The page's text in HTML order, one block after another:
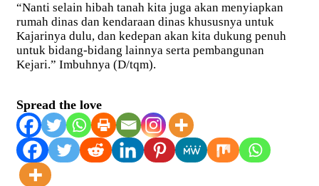
“Nanti selain hibah tanah kita juga akan menyiapkan
rumah dinas dan kendaraan dinas khususnya untuk
Kajarinya dulu, dan kedepan akan kita dukung penuh
untuk bidang-bidang lainnya serta pembangunan
Kejari.” Imbuhnya (D/tqm).
Spread the love